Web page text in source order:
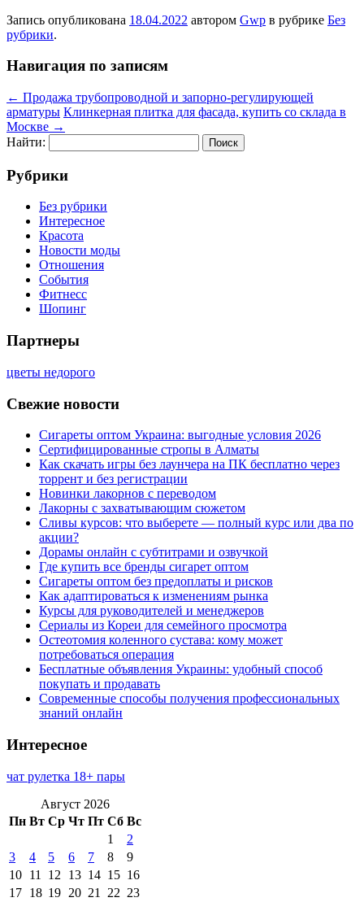
Запись опубликована 18.04.2022 автором Gwp в рубрике Без
рубрики.
Навигация по записям
← Продажа трубопроводной и запорно-регулирующей
арматуры Клинкерная плитка для фасада, купить со склада в
Москве →
Найти:
Рубрики
Без рубрики
Интересное
Красота
Новости моды
Отношения
События
Фитнесс
Шопинг
Партнеры
цветы недорого
Свежие новости
Сигареты оптом Украина: выгодные условия 2026
Сертифицированные стропы в Алматы
Как скачать игры без лаунчера на ПК бесплатно через
торрент и без регистрации
Новинки лакорнов с переводом
Лакорны с захватывающим сюжетом
Сливы курсов: что выберете — полный курс или два по
акции?
Дорамы онлайн с субтитрами и озвучкой
Где купить все бренды сигарет оптом
Сигареты оптом без предоплаты и рисков
Как адаптироваться к изменениям рынка
Курсы для руководителей и менеджеров
Сериалы из Кореи для семейного просмотра
Остеотомия коленного сустава: кому может
потребоваться операция
Бесплатные объявления Украины: удобный способ
покупать и продавать
Современные способы получения профессиональных
знаний онлайн
Интересное
чат рулетка 18+ пары
Август 2026
Пн Вт Ср Чт Пт Сб Вс
1
2
3
4 5 6 7 8
9
10 11 12 13 14 15 16
17 18 19 20 21 22 23